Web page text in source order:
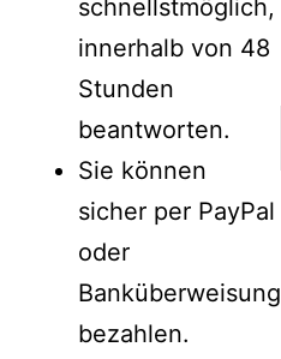
schnellstmöglich,
innerhalb von 48
Stunden
beantworten.
Sie können
sicher per PayPal
oder
Banküberweisung
bezahlen.